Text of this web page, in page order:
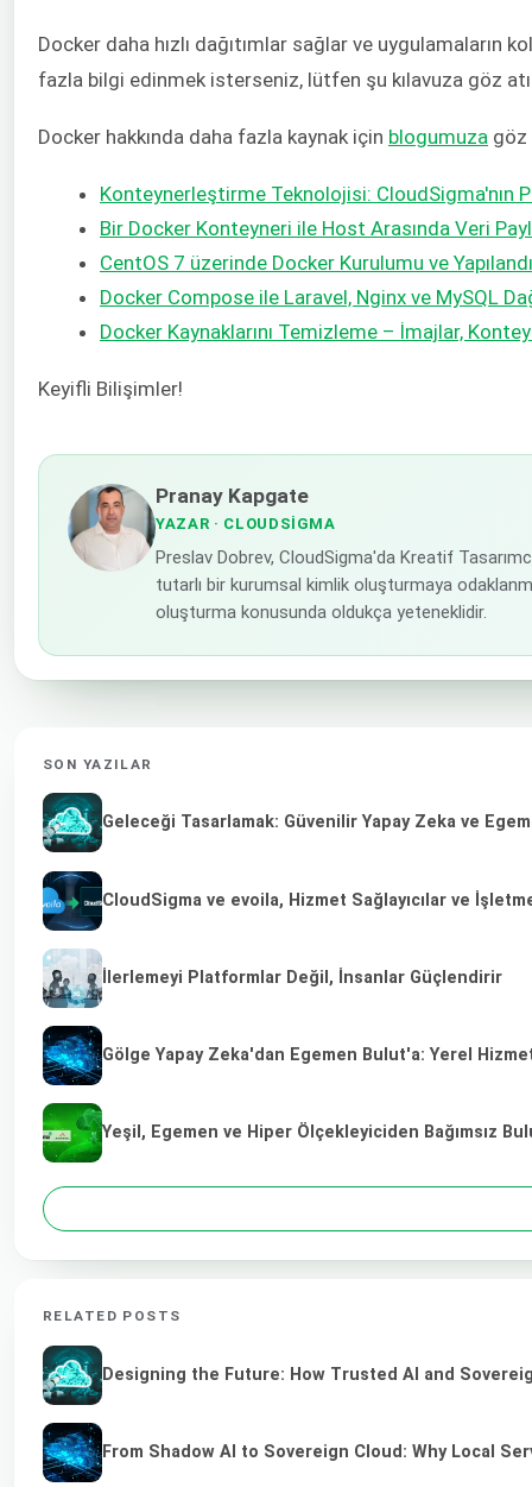
Docker daha hızlı dağıtımlar sağlar ve uygulamaların
fazla bilgi edinmek isterseniz, lütfen şu kılavuza göz
Docker hakkında daha fazla kaynak için blogumuza göz
Konteynerleştirme Teknolojisi: CloudSigma'nın
Bir Docker Konteyneri ile Host Arasında Veri
CentOS 7 üzerinde Docker Kurulumu ve
Docker Compose ile Laravel, Nginx ve MySQL
Docker Kaynaklarını Temizleme – İmajlar,
Keyifli Bilişimler!
Pranay Kapgate
YAZAR · CLOUDSIGMA
Preslav Dobrev, CloudSigma'da Kreatif
tutarlı bir kurumsal kimlik oluşturmaya
oluşturma konusunda oldukça yeteneklidir.
SON YAZILAR
Geleceği Tasarlamak: Güvenilir Yapay Zeka ve
CloudSigma ve evoila, Hizmet Sağlayıcılar ve
İlerlemeyi Platformlar Değil, İnsanlar Güçlendirir
Gölge Yapay Zeka'dan Egemen Bulut'a: Yerel
Yeşil, Egemen ve Hiper Ölçekleyiciden Bağımsız
RELATED POSTS
Designing the Future: How Trusted AI and
From Shadow AI to Sovereign Cloud: Why Local